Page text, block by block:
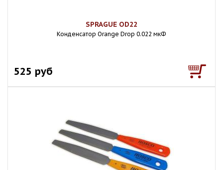
SPRAGUE OD22
Конденсатор Orange Drop 0.022 мкФ
525 руб